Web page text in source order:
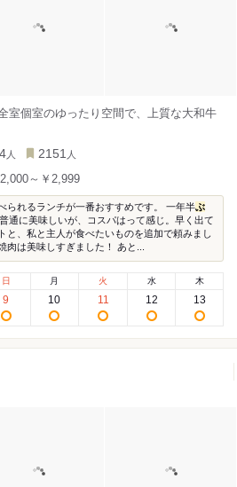
室個室のゆったり空間で、上質な大和牛
人 2151 人
2,000～￥2,999
られるランチが一番おすすめです。 一年半ぶ
通に美味しいが、コスパはって感じ。早く出て
と、私と主人が食べたいものを追加で頼みまし
肉は美味しすぎました！ あと...
日
9
月
10
火
11
水
12
木
13